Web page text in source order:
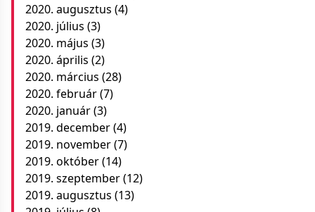
2020. augusztus (4)
2020. július (3)
2020. május (3)
2020. április (2)
2020. március (28)
2020. február(7)
2020. január(3)
2019. december(4)
2019. november(7)
2019. október(14)
2019. szeptember(12)
2019. augusztus (13)